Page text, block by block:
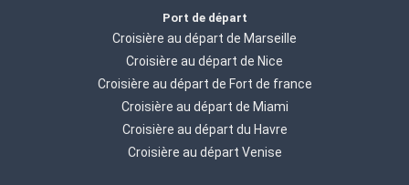
Port de départ
Croisière au départ de Marseille
Croisière au départ de Nice
Croisière au départ de Fort de france
Croisière au départ de Miami
Croisière au départ du Havre
Croisière au départ Venise